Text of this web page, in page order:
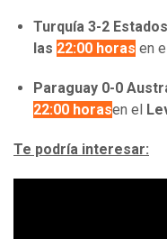
Turquía 3-2
las 22:00 horas en
Paraguay 0-0
22:00 horasen el
Te podría interesar: